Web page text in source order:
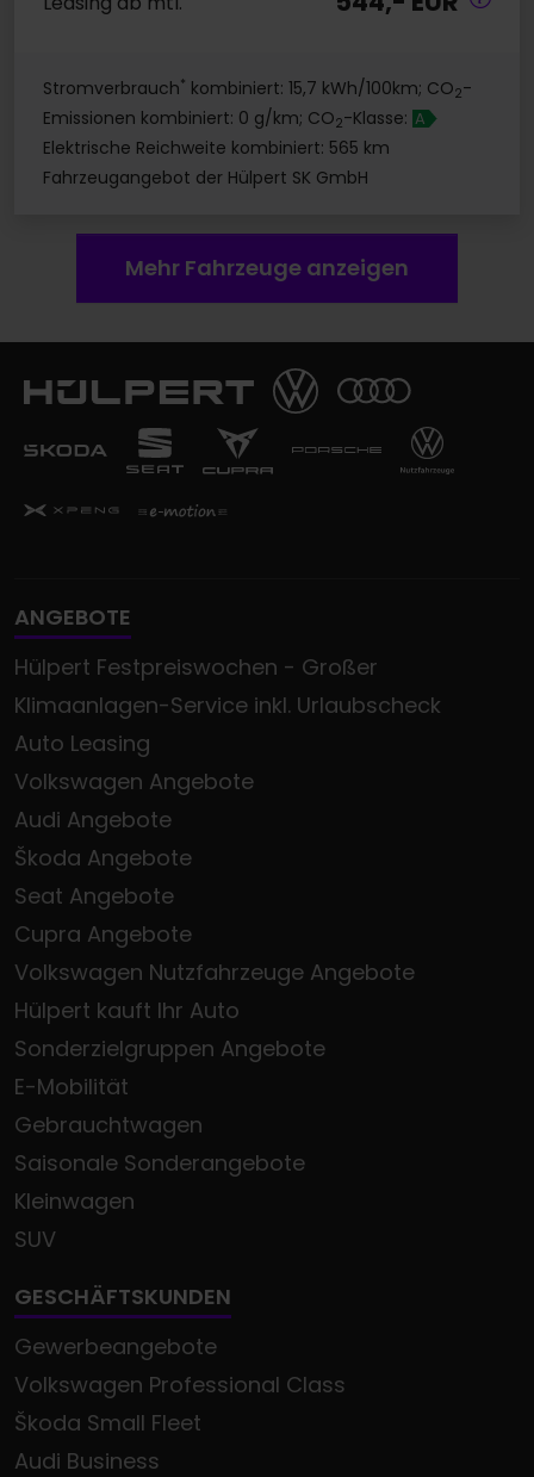
Stromverbrauch* kombiniert: 15,7 kWh/100km; CO2-
Emissionen kombiniert: 0 g/km; CO2-Klasse: A
Elektrische Reichweite kombiniert: 565 km
Fahrzeugangebot der Hülpert SK GmbH
Mehr Fahrzeuge anzeigen
ANGEBOTE
Hülpert Festpreiswochen - Großer
Klimaanlagen-Service inkl. Urlaubscheck
Auto Leasing
Volkswagen Angebote
Audi Angebote
Škoda Angebote
Seat Angebote
Cupra Angebote
Volkswagen Nutzfahrzeuge Angebote
Hülpert kauft Ihr Auto
Sonderzielgruppen Angebote
E-Mobilität
Gebrauchtwagen
Saisonale Sonderangebote
Kleinwagen
SUV
GESCHÄFTSKUNDEN
Gewerbeangebote
Volkswagen Professional Class
Škoda Small Fleet
Audi Business